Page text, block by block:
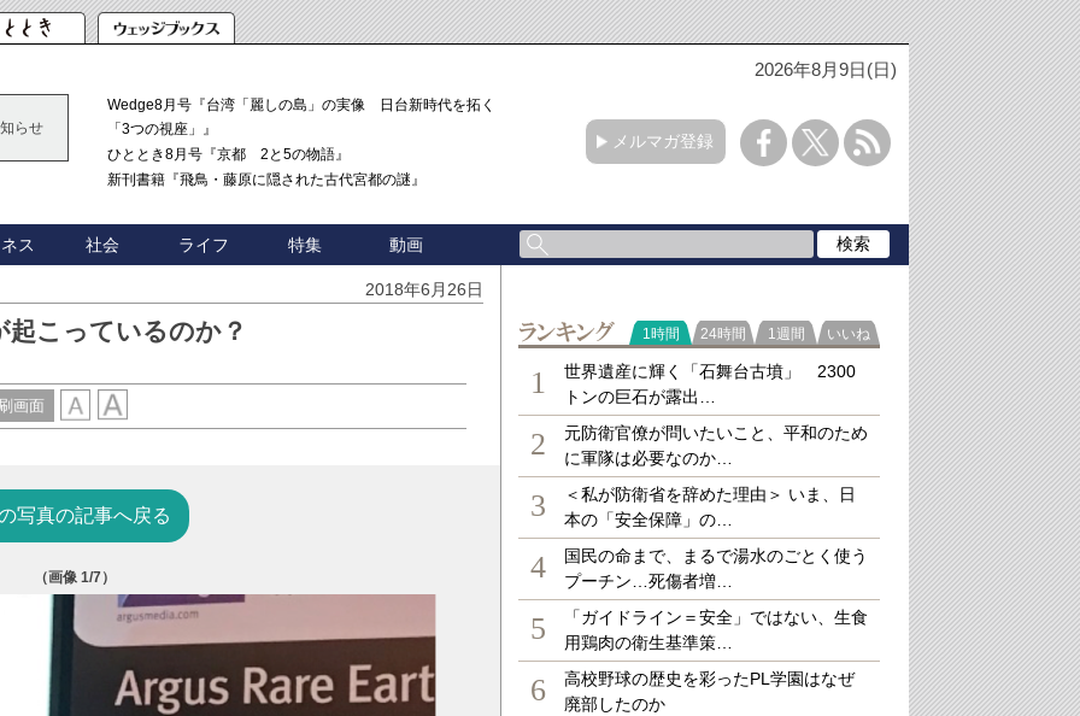
2026年8月9日(日)
らせ
Wedge8月号『台湾「麗しの島」の実像 日台新時代を拓く
「3つの視座」』
ひととき8月号『京都 2と5の物語』
新刊書籍『飛鳥・藤原に隠された古代宮都の謎』
メルマガ登録
ス 社会 ライフ 特集 動画
2018年6月26日
起こっているのか？
画面
写真の記事へ戻る
（画像1/7）
表１（2004年～2015年チャート）写真を拡大
ラ
1時間 24時間 1週間 いいね
1
世界遺産に輝く「石舞台古墳」 2300
トンの巨石が露出…
2
元防衛官僚が問いたいこと、平和のため
に軍隊は必要なのか…
3
＜私が防衛省を辞めた理由＞ いま、日
本の「安全保障」の…
4
国民の命まで、まるで湯水のごとく使う
プーチン…死傷者増…
5
「ガイドライン＝安全」ではない、生食
用鶏肉の衛生基準策…
6
高校野球の歴史を彩ったPL学園はなぜ
廃部したのか